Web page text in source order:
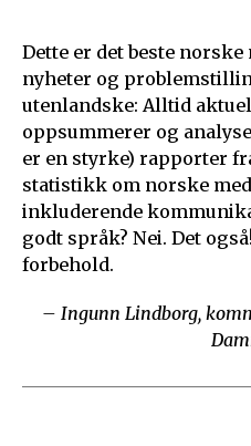
Dette er det beste
nyheter og
utenlandske: Alltid
oppsummerer og
er en styrke) rapporter
statistikk om norske
inkluderende
godt språk? Nei. Det
forbehold.
– Ingunn Lindborg,